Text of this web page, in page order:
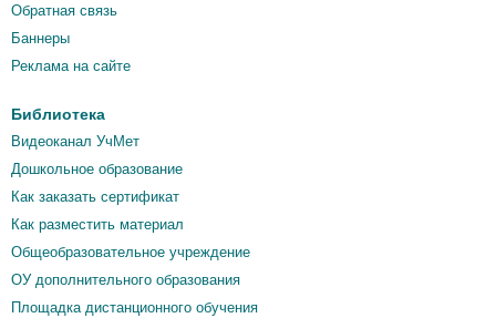
Обратная связь
Баннеры
Реклама на сайте
Библиотека
Видеоканал УчМет
Дошкольное образование
Как заказать сертификат
Как разместить материал
Общеобразовательное учреждение
ОУ дополнительного образования
Площадка дистанционного обучения